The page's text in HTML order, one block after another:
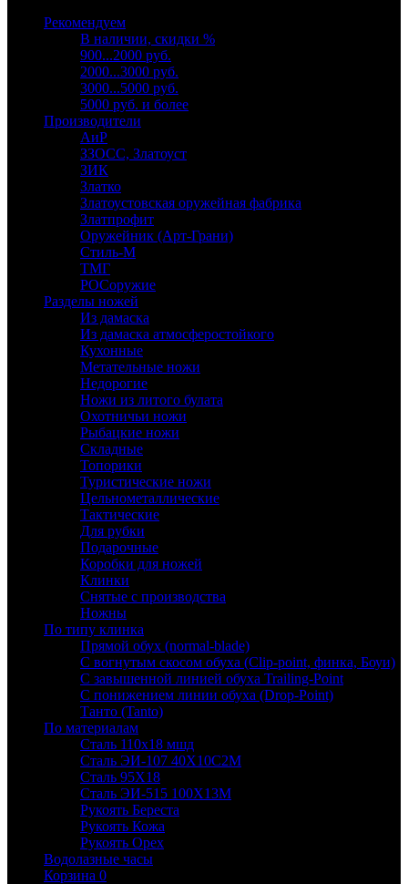
Рекомендуем
В наличии, скидки %
900...2000 руб.
2000...3000 руб.
3000...5000 руб.
5000 руб. и более
Производители
АиР
ЗЗОСС, Златоуст
ЗИК
Златко
Златоустовская оружейная фабрика
Златпрофит
Оружейник (Арт-Грани)
Стиль-М
ТМГ
РОСоружие
Разделы ножей
Из дамаска
Из дамаска атмосферостойкого
Кухонные
Метательные ножи
Недорогие
Ножи из литого булата
Охотничьи ножи
Рыбацкие ножи
Складные
Топорики
Туристические ножи
Цельнометаллические
Тактические
Для рубки
Подарочные
Коробки для ножей
Клинки
Снятые с производства
Ножны
По типу клинка
Прямой обух (normal-blade)
С вогнутым скосом обуха (Clip-point, финка, Боуи)
С завышенной линией обуха Trailing-Point
С понижением линии обуха (Drop-Point)
Танто (Tanto)
По материалам
Сталь 110х18 мшд
Сталь ЭИ-107 40Х10С2М
Сталь 95Х18
Сталь ЭИ-515 100Х13М
Рукоять Береста
Рукоять Кожа
Рукоять Орех
Водолазные часы
Корзина 0